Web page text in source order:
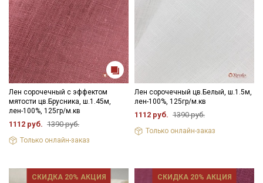
Лен сорочечный с эффектом
мятости цв.Брусника, ш.1.45м,
лен-100%, 125гр/м.кв
1112 руб. 1390 руб.
Только онлайн-заказ
Лен сорочечный цв.Белый, ш.1.5м,
лен-100%, 125гр/м.кв
1112 руб. 1390 руб.
Только онлайн-заказ
СКИДКА 20% АКЦИЯ СКИДКА 20% АКЦИЯ
Секретная рассылка от Купава
промокоды и скидки до 30% на узкие